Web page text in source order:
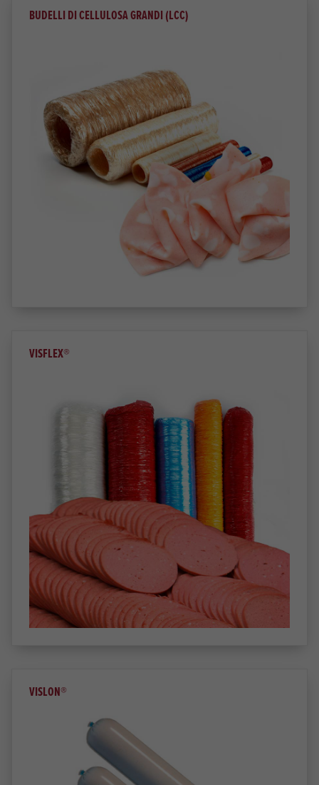
BUDELLI DI CELLULOSA GRANDI (LCC)
VISFLEX®
VISLON®